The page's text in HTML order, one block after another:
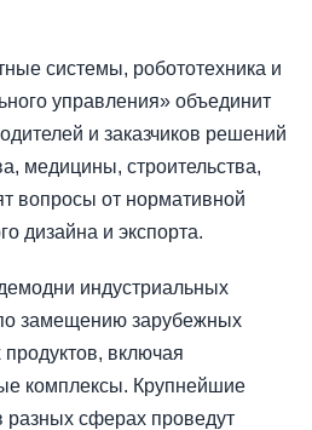
системы, робототехника и
управления» объединит
и заказчиков решений
медицины, строительства,
вопросы от нормативной
дизайна и экспорта.
индустриальных
замещению зарубежных
включая
комплексы. Крупнейшие
разных сферах проведут